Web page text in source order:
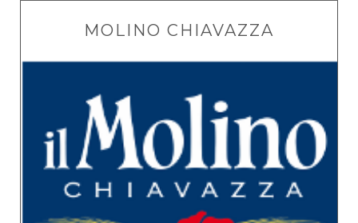
MOLINO CHIAVAZZA